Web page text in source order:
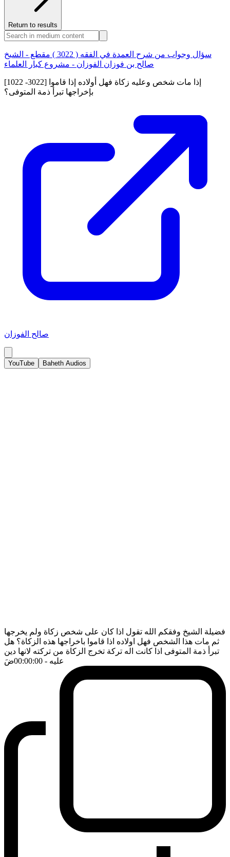
Return to results
سؤال وجواب من شرح العمدة في الفقه ( 3022 ) مقطع - الشيخ
صالح بن فوزان الفوزان - مشروع كبار العلماء
[1022 -3022] إذا مات شخص وعليه زكاة فهل أولاده إذا قاموا
بإخراجها تبرأ ذمة المتوفى؟
صالح الفوزان
YouTube Baheth Audios
فضيلة الشيخ وفقكم الله تقول اذا كان على شخص زكاة ولم يخرجها
ثم مات هذا الشخص فهل اولاده اذا قاموا باخراجها هذه الزكاة؟ هل
تبرأ ذمة المتوفى اذا كانت اله تركة تخرج الزكاة من تركته لانها دين
عليه - 00:00:00 ضَ